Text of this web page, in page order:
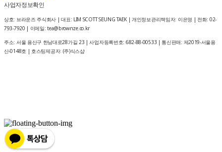
사업자정보확인
상호: 브라운즈 주식회사 | 대표: LIM SCOTT SEUNG TAEK | 개인정보관리책임자: 이은영 | 전화: 02-
793-7920 | 이메일: tea@brownze.co.kr
주소: 서울 용산구 한남대로28가길 23 | 사업자등록번호: 682-88-00533 | 통신판매: 제2019-서울용
산-0148호 | 호스팅제공자: (주)식스샵